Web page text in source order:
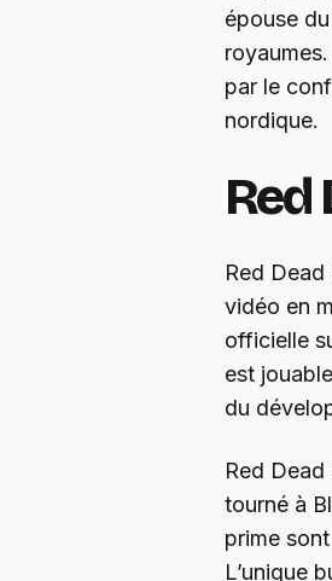
épouse
par le
nordique.
Red
Red
vidéo en
officielle
est
du
Red Dead
tourné à
prime
L’unique